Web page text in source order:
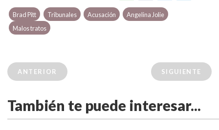
Brad Pitt Tribunales Acusación
Angelina Jolie
Malos tratos
ANTERIOR SIGUIENTE
También te puede interesar...